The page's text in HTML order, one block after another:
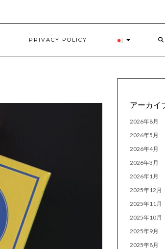
PRIVACY POLICY
アーカイ
2026年8月
2026年5月
2026年4月
2026年3月
2026年1月
2025年12月
2025年11月
2025年10月
2025年9月
2025年8月